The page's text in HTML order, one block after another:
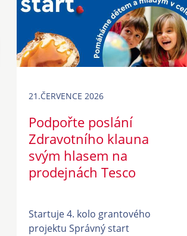
21.ČERVENCE 2026
Podpořte poslání
Zdravotního klauna
svým hlasem na
prodejnách Tesco
Startuje 4. kolo grantového
projektu Správný start